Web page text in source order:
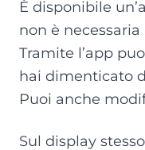
È disponibile
non è
Tramite l’app
hai dimenticato
Puoi anche
Sul display